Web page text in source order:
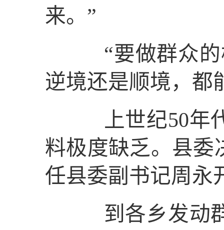
来。”
“要做群众的
逆境还是顺境，都
上世纪50年代
料极度缺乏。县委
任县委副书记周永
到各乡发动群